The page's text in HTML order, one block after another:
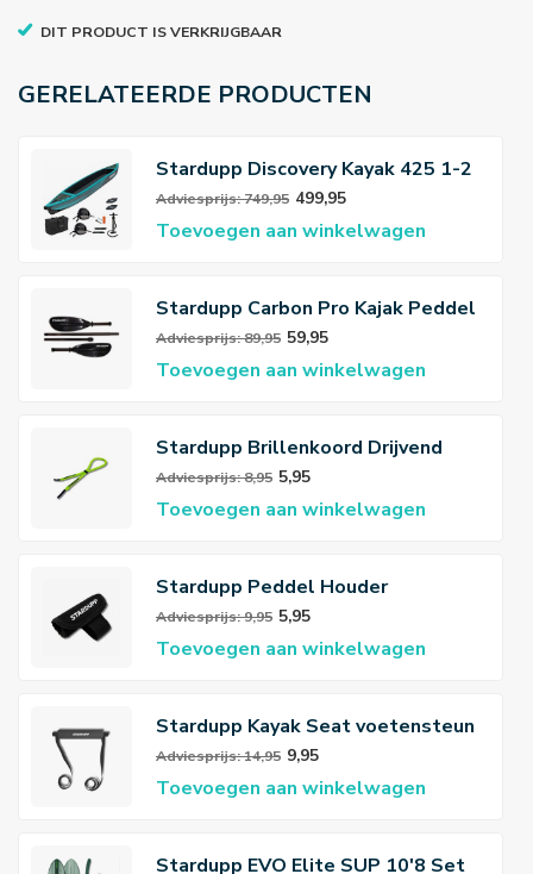
DIT PRODUCT IS VERKRIJGBAAR
GERELATEERDE PRODUCTEN
Stardupp Discovery Kayak 425 1-2
Person
Adviesprijs: 749,95 499,95
Toevoegen aan winkelwagen
Stardupp Carbon Pro Kajak Peddel
Adviesprijs: 89,95 59,95
Toevoegen aan winkelwagen
Stardupp Brillenkoord Drijvend
Adviesprijs: 8,95 5,95
Toevoegen aan winkelwagen
Stardupp Peddel Houder
Adviesprijs: 9,95 5,95
Toevoegen aan winkelwagen
Stardupp Kayak Seat voetensteun
Adviesprijs: 14,95 9,95
Toevoegen aan winkelwagen
Stardupp EVO Elite SUP 10'8 Set